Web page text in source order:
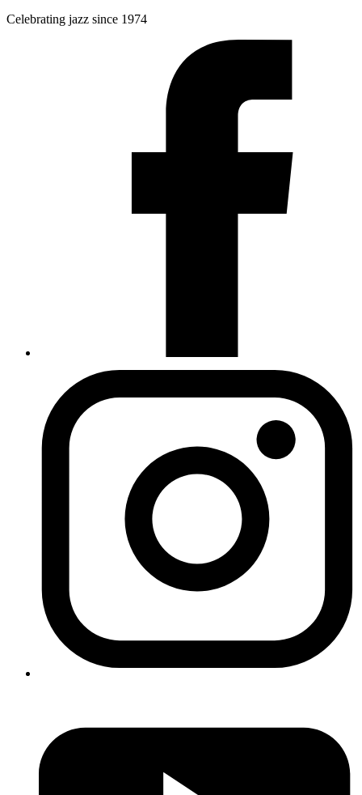
Celebrating jazz since 1974